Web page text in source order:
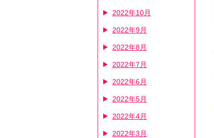
2022年10月
2022年9月
2022年8月
2022年7月
2022年6月
2022年5月
2022年4月
2022年3月